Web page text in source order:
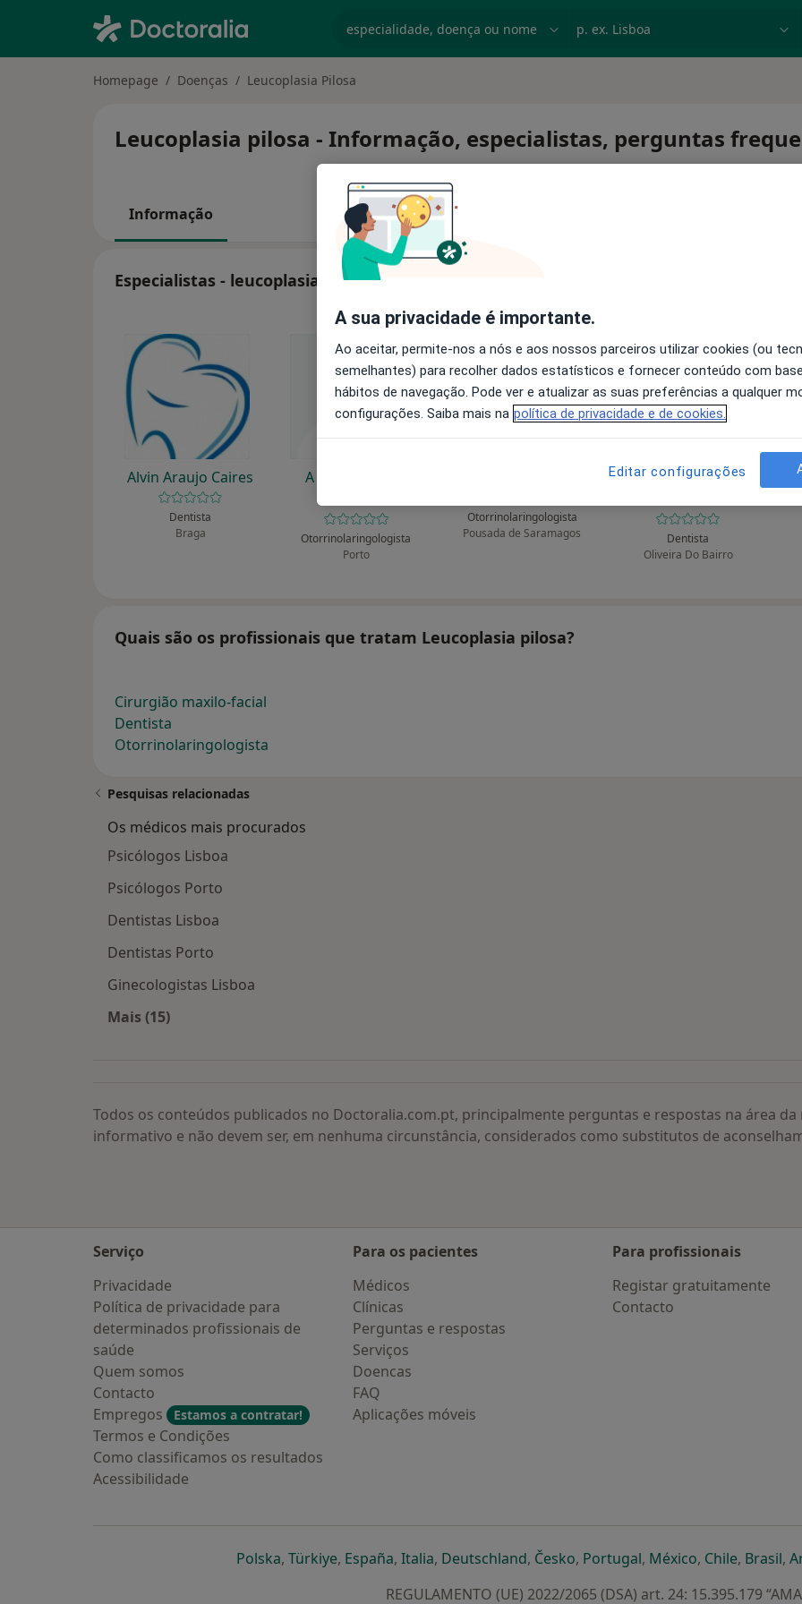
Homepage Doenças Leucoplasia Pilosa
Leucoplasia pilosa - Informação, especialistas, perguntas
Informação
Especialistas - leucoplasia pilosa
Alvin Araujo Caires
Dentista
Braga
A Gameiro Dos
Otorrinolaringologista
Porto
Otorrinolaringologista
Pousada de Saramagos
Abel D Carvalho
Dentista
Oliveira Do Bairro
Quais são os profissionais que tratam Leucoplasia pilosa?
Cirurgião maxilo-facial
Dentista
Otorrinolaringologista
Pesquisas relacionadas
Os médicos mais procurados
Psicólogos Lisboa
Psicólogos Porto
Dentistas Lisboa
Dentistas Porto
Ginecologistas Lisboa
Mais (15)
Todos os conteúdos publicados no Doctoralia.com.pt, principalmente perguntas e respostas na área
informativo e não devem ser, em nenhuma circunstância, considerados como substitutos de
Serviço
Privacidade
Política de privacidade para
determinados profissionais de
saúde
Quem somos
Contacto
Empregos
Estamos a contratar!
Termos e Condições
Como classificamos os resultados
Acessibilidade
Para os pacientes
Médicos
Clínicas
Perguntas e respostas
Serviços
Doencas
FAQ
Aplicações móveis
Para profissionais
Registar gratuitamente
Contacto
Polskaabre num novo separador
, Türkiyeabre num novo separador
, Españaabre num novo separador
, Italiaabre num novo separador
, Deutschlandabre num novo separador
, Českoabre num novo separador
, Portugalabre num novo
, Méxicoabre num
, Chileabre
, Brasil,
REGULAMENTO (UE) 2022/2065 (DSA) art. 24: 15.395.179
A sua privacidade é importante.
Ao aceitar, permite-nos a nós e aos nossos parceiros utilizar cookies (ou
semelhantes) para recolher dados estatísticos e fornecer conteúdo com
hábitos de navegação. Pode ver e atualizar as suas preferências a qualquer
configurações. Saiba mais na política de privacidade e de cookies.
Editar configurações